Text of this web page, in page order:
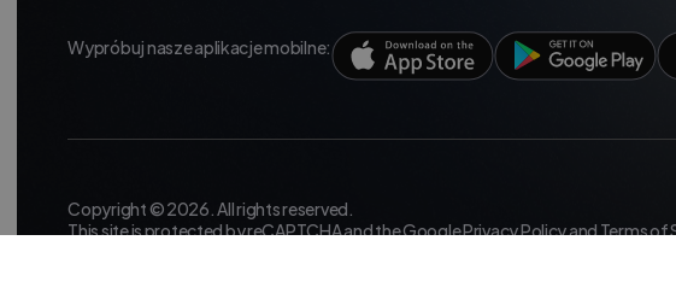
Wypróbuj nasze aplikacje mobilne:
Copyright © 2026. All rights reserved.
This site is protected by reCAPTCHA and the GooglePrivacy PolicyandTerms of